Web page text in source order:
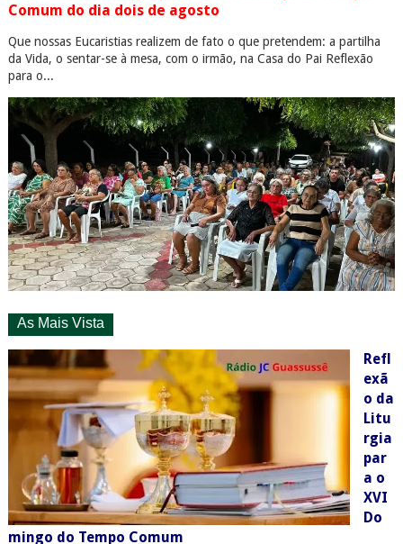
Comum do dia dois de agosto
Que nossas Eucaristias realizem de fato o que pretendem: a partilha
da Vida, o sentar-se à mesa, com o irmão, na Casa do Pai Reflexão
para o...
As Mais Vista
Refl
exã
o da
Litu
rgia
par
a o
XVI
Do
mingo do Tempo Comum